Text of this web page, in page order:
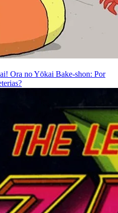
Ora no Yōkai Bake-shon: Por